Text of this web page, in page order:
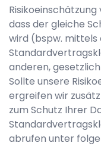
dass der gleiche
wird (bspw. mittels
anderen,
Sollte unsere
ergreifen wir
zum Schutz Ihrer
abrufen unter